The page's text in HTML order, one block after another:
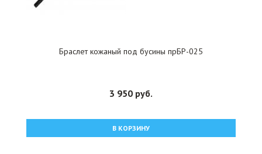
Браслет кожаный под бусины прБР-025
3 950 руб.
В КОРЗИНУ